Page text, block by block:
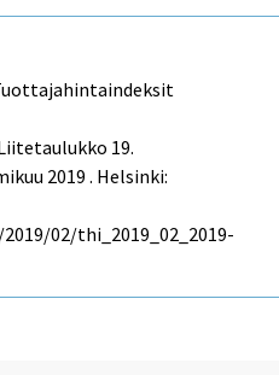
19.
2019 . Helsinki:
02/thi_2019_02_2019-